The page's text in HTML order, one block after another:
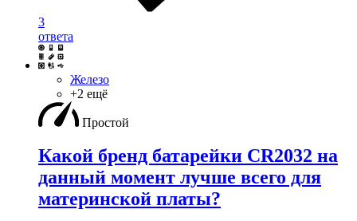
3
ответа
Железо
+2 ещё
Простой
Какой бренд батарейки CR2032 на
данный момент лучше всего для
материнской платы?